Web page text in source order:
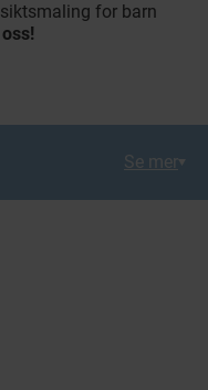
for barn
Se mer